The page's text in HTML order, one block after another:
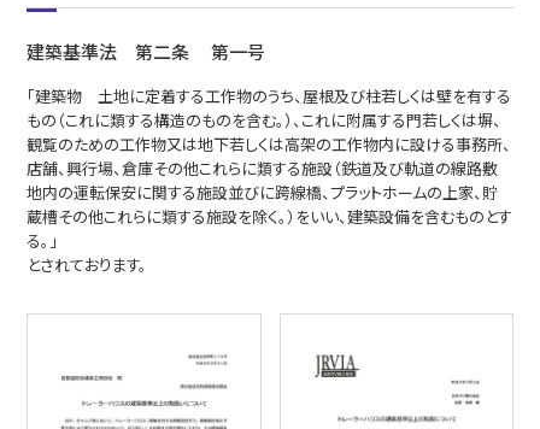
建築基準法 第二条 第一号
「建築物 土地に定着する工作物のうち、屋根及び柱若しくは壁を有する
もの（これに類する構造のものを含む。）、これに附属する門若しくは塀、
観覧のための工作物又は地下若しくは高架の工作物内に設ける事務所、
店舗、興行場、倉庫その他これらに類する施設（鉄道及び軌道の線路敷
地内の運転保安に関する施設並びに跨線橋、プラットホームの上家、貯
蔵槽その他これらに類する施設を除く。）をいい、建築設備を含むものとす
る。」
とされております。